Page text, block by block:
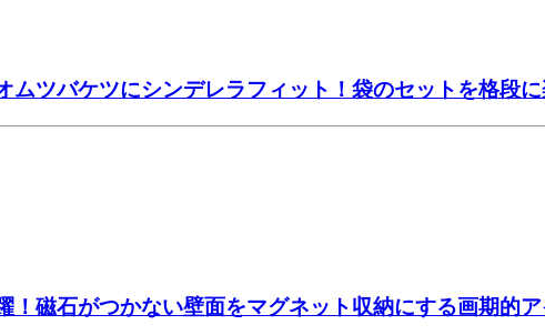
ムツバケツにシンデレラフィット！袋のセットを格段
！磁石がつかない壁面をマグネット収納にする画期的